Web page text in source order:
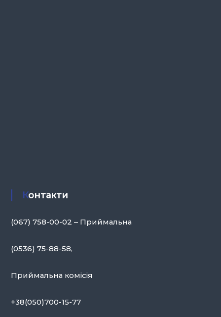
Контакти
(067) 758-00-02 – Приймальна
(0536) 75-88-58,
Приймальна комісія
+38(050)700-15-77